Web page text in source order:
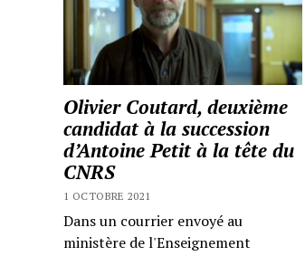
Olivier Coutard, deuxième
candidat à la succession
d’Antoine Petit à la tête du
CNRS
1 OCTOBRE 2021
Dans un courrier envoyé au
ministère de l'Enseignement